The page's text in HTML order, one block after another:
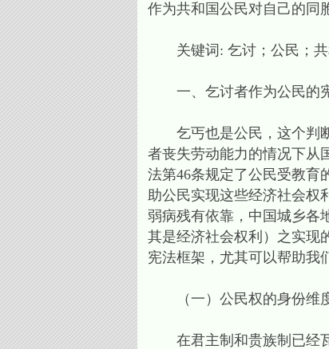
作为共和国公民对自己的同
关键词: 乞讨；公民；共
一、乞讨者作为公民的
乞丐也是公民，这个判断
者丧失劳动能力的情况下从
法第46条规定了公民受教育
助公民实现这些经济社会权
弱病残有依靠，中国城乡各
其是经济社会权利）之实现
宪法框架，尤其可以帮助我
（一）公民权的身份维
在君主制和贵族制已经瓦